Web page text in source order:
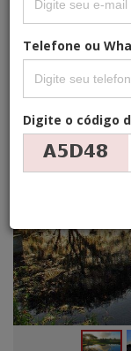
ALTO DAS
Telefone ou
Digite o código